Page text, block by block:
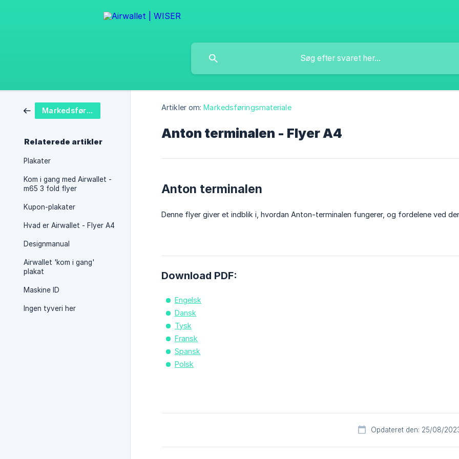
Markedsføringsmateriale
Relaterede artikler
Plakater
Kom i gang med Airwallet -
m65 3 fold flyer
Kupon-plakater
Hvad er Airwallet - Flyer A4
Designmanual
Airwallet 'kom i gang'
plakat
Maskine ID
Ingen tyveri her
Artikler om: Markedsføringsmateriale
Anton terminalen - Flyer A4
Anton terminalen
Denne flyer giver et indblik i, hvordan Anton-terminalen fungerer, og fordelene ved
Download PDF:
Engelsk
Dansk
Tysk
Fransk
Spansk
Polsk
Opdateret den: 25/08/